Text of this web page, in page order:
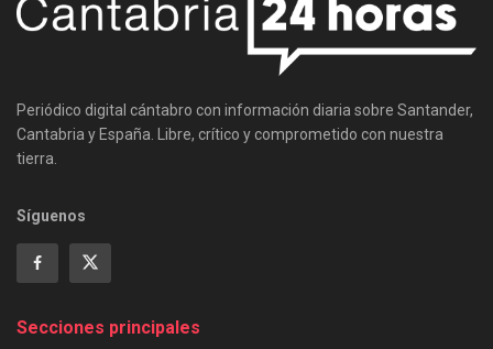
Periódico digital cántabro con información diaria sobre Santander,
Cantabria y España. Libre, crítico y comprometido con nuestra
tierra.
Síguenos
Secciones principales